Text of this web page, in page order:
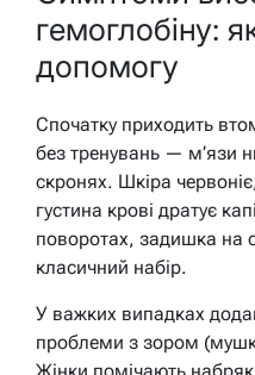
гемоглобіну:
допомогу
Спочатку приходить
без тренувань — м’язи
скронях. Шкіра
густина крові дратує
поворотах, задишка на
класичний набір.
У важких випадках
проблеми з зором